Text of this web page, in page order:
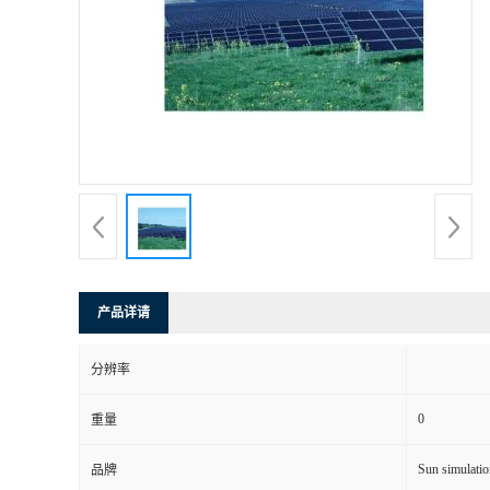
产品详请
分辨率
重量 0
品牌 Sun